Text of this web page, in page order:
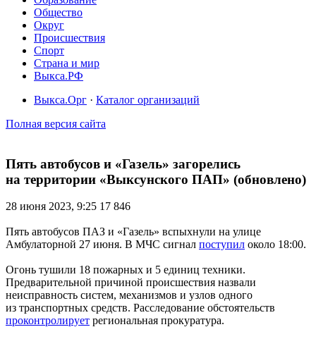
Общество
Округ
Происшествия
Спорт
Страна и мир
Выкса.РФ
Выкса.Орг · Каталог организаций
Полная версия сайта
Пять автобусов и «Газель» загорелись
на территории «Выксунского ПАП» (обновлено)
28 июня 2023, 9:25 17 846
Пять автобусов ПАЗ и «Газель» вспыхнули на улице
Амбулаторной 27 июня. В МЧС сигнал поступил около 18:00.
Огонь тушили 18 пожарных и 5 единиц техники.
Предварительной причиной происшествия назвали
неисправность систем, механизмов и узлов одного
из транспортных средств. Расследование обстоятельств
проконтролирует региональная прокуратура.